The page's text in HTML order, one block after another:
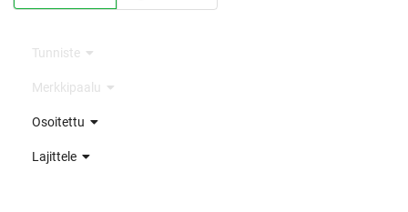
Tunniste
Merkkipaalu
Osoitettu
Lajittele